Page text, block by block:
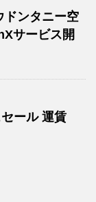
ドンタニー空
サービス開
ール 運賃